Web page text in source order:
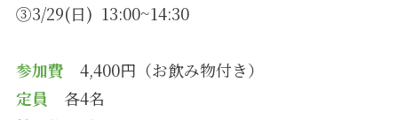
③3/29(日) 13:00~14:30
参加費 4,400円（お飲み物付き）
定員 各4名